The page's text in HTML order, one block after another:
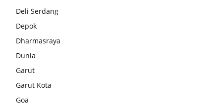
Deli Serdang
Depok
Dharmasraya
Dunia
Garut
Garut Kota
Goa